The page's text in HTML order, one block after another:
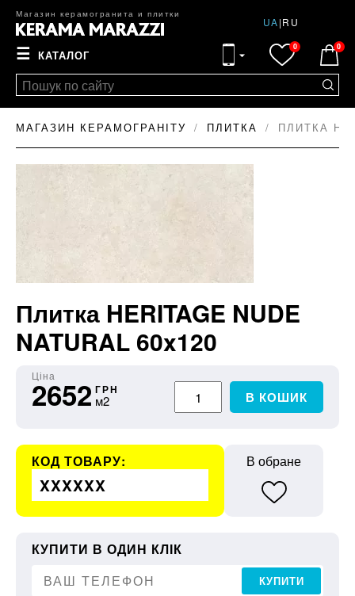
Магазин керамогранита и плитки
UA|RU
☰ КАТАЛОГ
0 0
МАГАЗИН КЕРАМОГРАНІТУ ПЛИТКА ПЛИТКА
Плитка HERITAGE NUDE
NATURAL 60x120
Ціна
2652 ГРН
м2 В КОШИК
КОД ТОВАРУ:
XXXXXX
В обране
КУПИТИ В ОДИН КЛІК
КУПИТИ